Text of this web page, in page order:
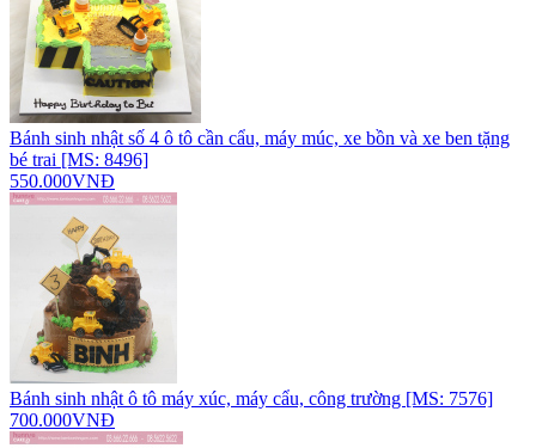
Bánh sinh nhật số 4 ô tô cần cẩu, máy múc, xe bồn và xe ben tặng
bé trai [MS: 8496]
550.000VNĐ
Bánh sinh nhật ô tô máy xúc, máy cẩu, công trường [MS: 7576]
700.000VNĐ